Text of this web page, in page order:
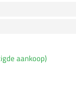
aankoop)